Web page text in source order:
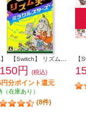
【A】 【Switch】 リズム天国 ミラクルスターズ
円 (税込)
円分ポイント還元
（在庫あり）
(8件)